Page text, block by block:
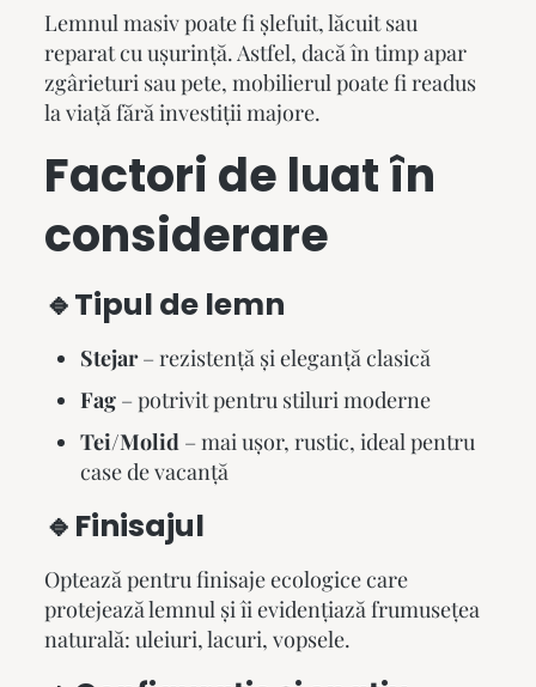
Lemnul masiv poate fi șlefuit, lăcuit sau
reparat cu ușurință. Astfel, dacă în timp apar
zgârieturi sau pete, mobilierul poate fi readus
la viață fără investiții majore.
Factori de luat în
considerare
🔹Tipul de lemn
Stejar– rezistență și eleganță clasică
Fag– potrivit pentru stiluri moderne
Tei/Molid– mai ușor, rustic, ideal pentru
case de vacanță
🔹Finisajul
Optează pentru finisaje ecologice care
protejează lemnul și îi evidențiază frumusețea
naturală: uleiuri, lacuri, vopsele.